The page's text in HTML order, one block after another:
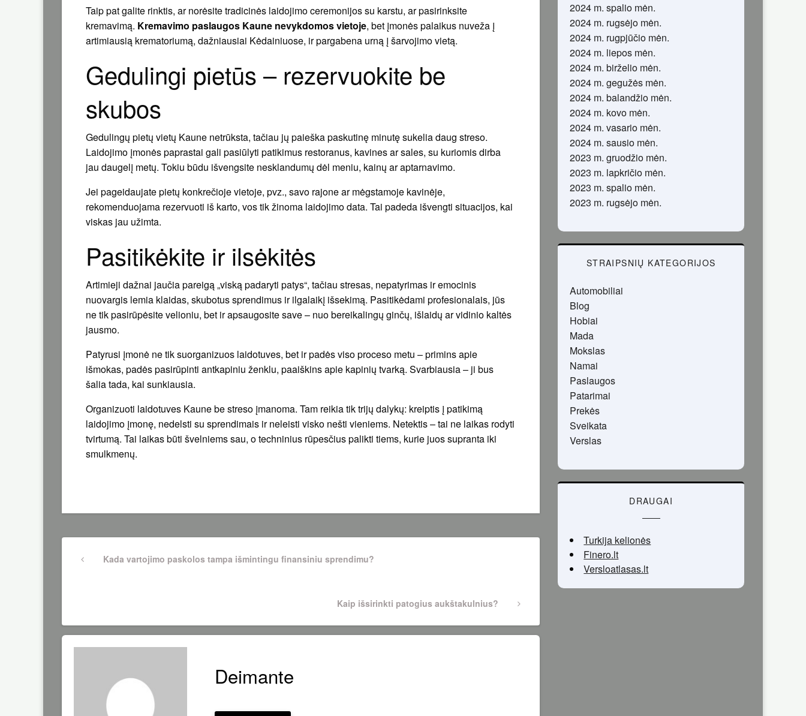
Taip pat galite rinktis, ar norėsite tradicinės laidojimo ceremonijos su karstu, ar pasirinksite
kremavimą. Kremavimo paslaugos Kaune nevykdomosvietoje, bet įmonės palaikus nuveža į
artimiausią krematoriumą, dažniausiai Kėdainiuose, ir pargabena urną į šarvojimo vietą.
Gedulingi pietūs – rezervuokite be
skubos
Gedulingų pietų vietų Kaune netrūksta, tačiau jų paieška paskutinę minutę sukelia daug streso.
Laidojimo įmonės paprastai gali pasiūlyti patikimus restoranus, kavines ar sales, su kuriomis dirba
jau daugelį metų. Tokiu būdu išvengsite nesklandumų dėl meniu, kainų ar aptarnavimo.
Jei pageidaujate pietų konkrečioje vietoje, pvz., savo rajone ar mėgstamoje kavinėje,
rekomenduojama rezervuoti iš karto, vos tik žinoma laidojimo data. Tai padeda išvengti situacijos, kai
viskas jau užimta.
Pasitikėkite ir ilsėkitės
Artimieji dažnai jaučia pareigą „viską padaryti patys“, tačiau stresas, nepatyrimas ir emocinis
nuovargis lemia klaidas, skubotus sprendimus ir ilgalaikį išsekimą. Pasitikėdami profesionalais, jūs
ne tik pasirūpėsite velioniu, bet ir apsaugosite save – nuo bereikalingų ginčų, išlaidų ar vidinio kaltės
jausmo.
Patyrusi įmonė ne tik suorganizuos laidotuves, bet ir padės viso proceso metu – primins apie
išmokas, padės pasirūpinti antkapiniu ženklu, paaiškins apie kapinių tvarką. Svarbiausia – ji bus
šalia tada, kai sunkiausia.
Organizuoti laidotuves Kaune be streso įmanoma. Tam reikia tik trijų dalykų: kreiptis į patikimą
laidojimo įmonę, nedelsti su sprendimais ir neleisti visko nešti vieniems. Netektis – tai ne laikas rodyti
tvirtumą. Tai laikas būti švelniems sau, o techninius rūpesčius palikti tiems, kurie juos supranta iki
smulkmenų.
Navigacija
įrašų
PreviousKada vartojimo paskolos tampa išmintingu finansiniu sprendimu?
Next
Kaip išsirinkti patogius aukštakulnius?
Deimante
2024 m. spalio mėn.
2024 m. rugsėjo mėn.
2024 m. rugpjūčio mėn.
2024 m. liepos mėn.
2024 m. birželio mėn.
2024 m. gegužės mėn.
2024 m. balandžio mėn.
2024 m. kovo mėn.
2024 m. vasario mėn.
2024 m. sausio mėn.
2023 m. gruodžio mėn.
2023 m. lapkričio mėn.
2023 m. spalio mėn.
2023 m. rugsėjo mėn.
STRAIPSNIŲ KATEGORIJOS
Automobiliai
Blog
Hobiai
Mada
Mokslas
Namai
Paslaugos
Patarimai
Prekės
Sveikata
Verslas
DRAUGAI
Turkija kelionės
Finero.lt
Versloatlasas.lt